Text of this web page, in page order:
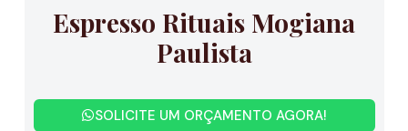
Espresso Rituais Mogiana
Paulista
SOLICITE UM ORÇAMENTO AGORA!